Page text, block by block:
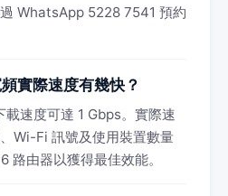
WhatsApp 5228 7541 預約
實際速度有幾快？
速度可達 1 Gbps。實際速
Wi-Fi 訊號及使用裝置數量
路由器以獲得最佳效能。